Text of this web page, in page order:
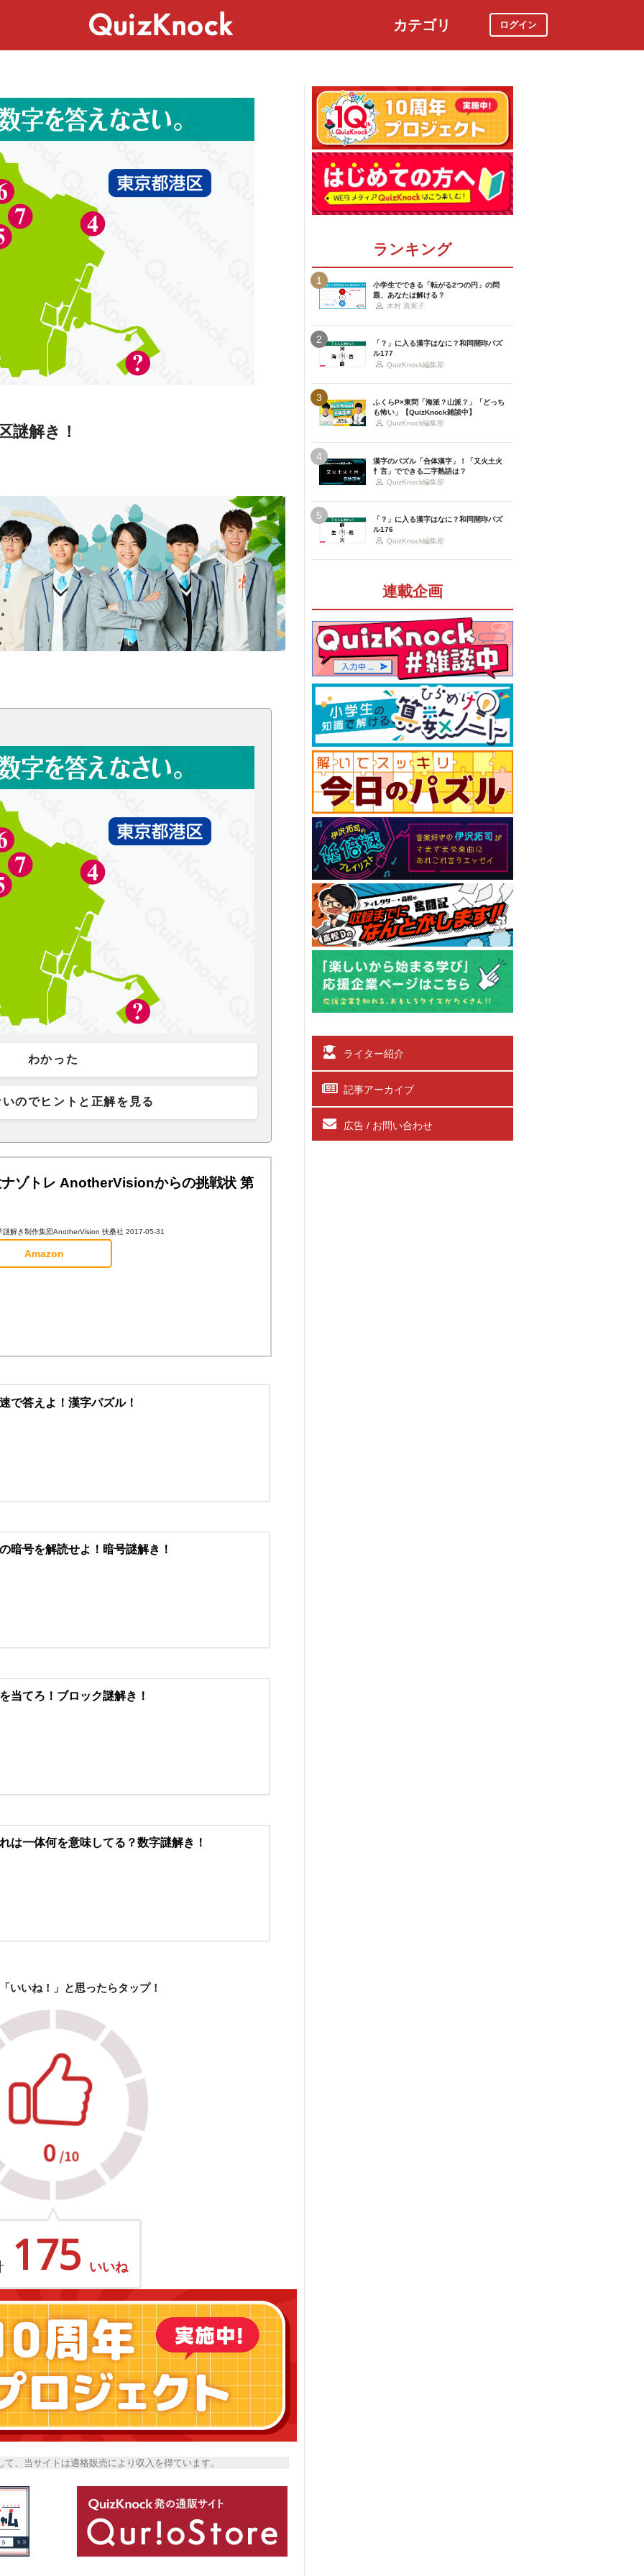
カテゴリ ログイン
謎解き！
わかった
のでヒントと正解を見る
ゾトレ AnotherVisionからの挑戦状 第
謎解き制作集団AnotherVision 扶桑社 2017-05-31
Amazon
で答えよ！漢字パズル！
暗号を解読せよ！暗号謎解き！
当てろ！ブロック謎解き！
は一体何を意味してる？数字謎解き！
いいね！」と思ったらタップ！
175 いいね
、当サイトは適格販売により収入を得ています。
ランキング
1
小学生でできる「転がる2つの円」の問
題、あなたは解ける？
木村 真実子
2
「？」に入る漢字はなに？和同開珎パズ
ル177
QuizKnock編集部
3
ふくらP×東問「海派？山派？」「どっち
も怖い」【QuizKnock雑談中】
QuizKnock編集部
4
漢字のパズル「合体漢字」！「又火土火
忄言」でできる二字熟語は？
QuizKnock編集部
5
「？」に入る漢字はなに？和同開珎パズ
ル176
QuizKnock編集部
連載企画
ライター紹介
記事アーカイブ
広告 / お問い合わせ